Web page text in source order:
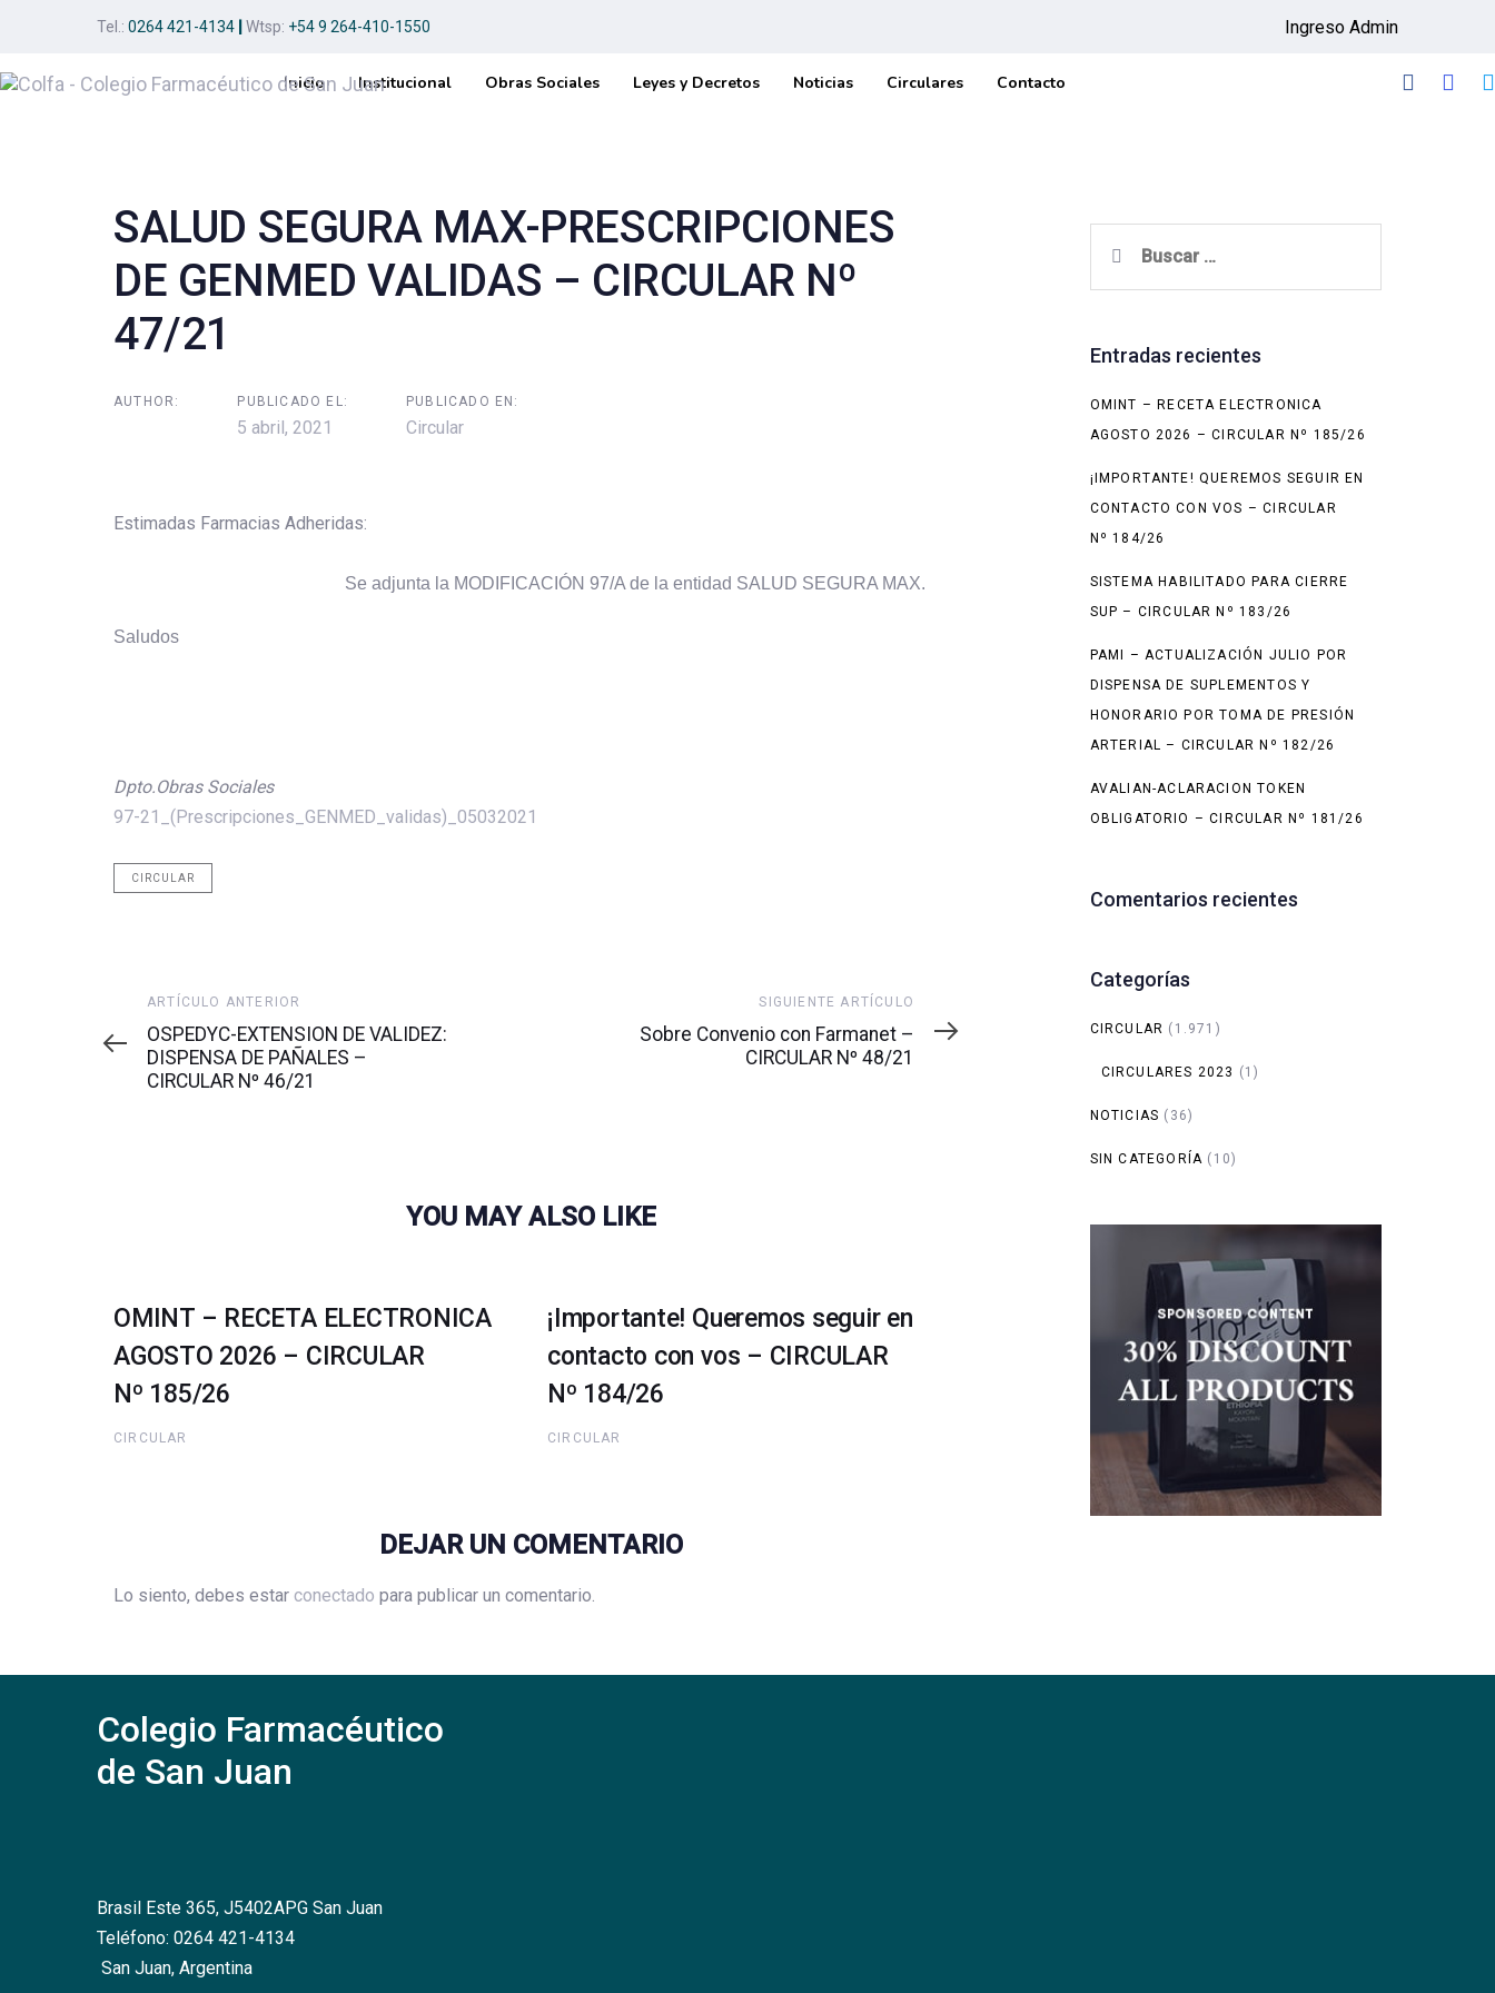
primary
Tel.: 0264 421-4134 Wtsp: +54 9 264-410-1550 Ingreso Admin
Inicio Institucional Obras Sociales Leyes y Decretos Noticias Circulares Contacto
SALUD SEGURA MAX-PRESCRIPCIONES
DE GENMED VALIDAS – CIRCULAR Nº
47/21
AUTHOR: PUBLICADO EL:
5 abril, 2021
PUBLICADO EN:
Circular
Estimadas Farmacias Adheridas:
Se adjunta la MODIFICACIÓN 97/A de la entidad SALUD SEGURA MAX.
Saludos
Dpto.Obras Sociales
97-21_(Prescripciones_GENMED_validas)_05032021
CIRCULAR
Artículo
anterior
ARTÍCULO ANTERIOR
OSPEDYC-EXTENSION DE VALIDEZ:
DISPENSA DE PAÑALES –
CIRCULAR Nº 46/21
artículo
SIGUIENTE ARTÍCULO
Sobre Convenio con Farmanet –
CIRCULAR Nº 48/21
YOU MAY ALSO LIKE
OMINT – RECETA ELECTRONICA
AGOSTO 2026 – CIRCULAR
Nº 185/26
CIRCULAR
¡Importante! Queremos seguir en
contacto con vos – CIRCULAR
Nº 184/26
CIRCULAR
DEJAR UN COMENTARIO
Lo siento, debes estar conectado para publicar un comentario.
Entradas recientes
OMINT – RECETA ELECTRONICA
AGOSTO 2026 – CIRCULAR Nº 185/26
¡IMPORTANTE! QUEREMOS SEGUIR EN
CONTACTO CON VOS – CIRCULAR
Nº 184/26
SISTEMA HABILITADO PARA CIERRE
SUP – CIRCULAR Nº 183/26
PAMI – ACTUALIZACIÓN JULIO POR
DISPENSA DE SUPLEMENTOS Y
HONORARIO POR TOMA DE PRESIÓN
ARTERIAL – CIRCULAR Nº 182/26
AVALIAN-ACLARACION TOKEN
OBLIGATORIO – CIRCULAR Nº 181/26
Comentarios recientes
Categorías
CIRCULAR (1.971)
CIRCULARES 2023 (1)
NOTICIAS (36)
SIN CATEGORÍA (10)
Colegio Farmacéutico
de San Juan
Brasil Este 365, J5402APG San Juan
Teléfono: 0264 421-4134
San Juan, Argentina